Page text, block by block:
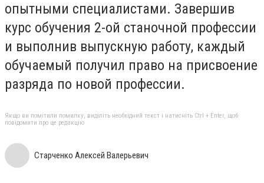
опытными специалистами. Завершив
курс обучения 2-ой станочной профессии
и выполнив выпускную работу, каждый
обучаемый получил право на присвоение
разряда по новой профессии.
Якщо ви помітили помилку, виділіть необхідний текст і натисніть Ctrl + Enter, щоб
повідомити про це редакцію
Старченко Алексей Валерьевич